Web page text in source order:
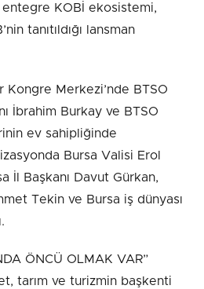
entegre KOBİ ekosistemi,
tanıtıldığı lansman
Merkezi’nde BTSO
İbrahim Burkay ve BTSO
ev sahipliğinde
Bursa Valisi Erol
İl Başkanı Davut Gürkan,
Tekin ve Bursa iş dünyası
ÖNCÜ OLMAK VAR”
tarım ve turizmin başkenti